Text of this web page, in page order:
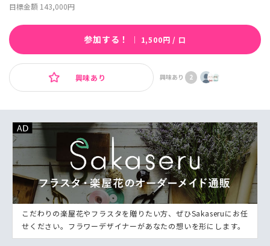
目標金額 143,000円
参加する！ ｜ 1,500円 / 口
興味あり 興味あり 2
こだわりの楽屋花やフラスタを贈りたい方、ぜひSakaseruにお任
せください。フラワーデザイナーがあなたの想いを形にします。